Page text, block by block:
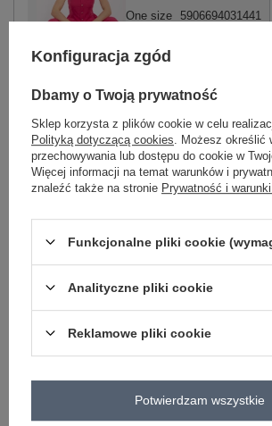
One size 5906694031441
ZALOGUJ SIĘ I ZOBACZ
Zadzwoń+48 601 547 740 Zadaj
skład materiału : 95% poliester, 5% elastan
sposób prania : pranie w pralce w 30°C
ITALY MODA
Konfiguracja zgód
Dbamy o Twoją prywatność
Sklep korzysta z plików cookie w celu
Polityką dotyczącą cookies . Możesz określić
przechowywania lub dostępu do cookie w
Więcej informacji na temat warunków i
znaleźć także na stronie Prywatność i
Funkcjonalne pliki cookie
Analityczne pliki cookie
Reklamowe pliki cookie
Potwierdzam wszystkie